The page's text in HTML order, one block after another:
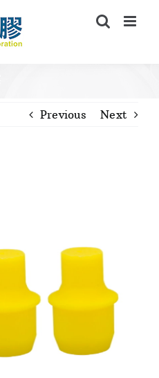
Previous Next